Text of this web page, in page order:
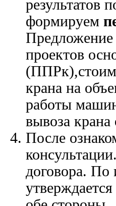
результатов
формируем
Предложение
проектов
крана на
работы
вывоза крана
После
договора.